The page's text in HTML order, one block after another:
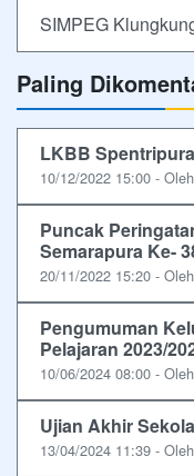
SIMPEG
Paling
LKBB
10/12/2022 15:00 -
Puncak
Semarapura Ke-
20/11/2022 15:20 -
Pengumuman
Pelajaran 2023/
10/06/2024 08:00 -
Ujian Akhir
13/04/2024 11:39 -